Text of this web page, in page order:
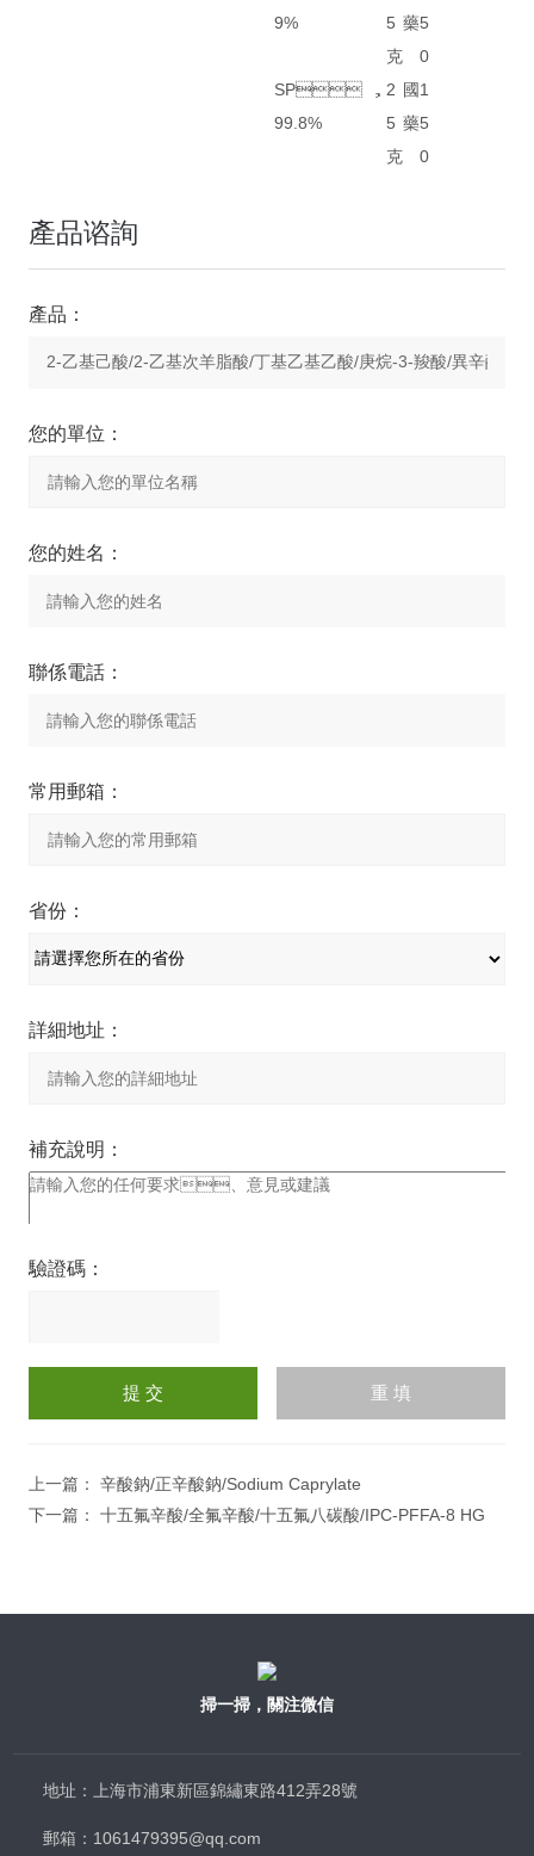
9%
5
克
藥5
0
SP，
99.8%
2
5
克
國
藥
1
5
0
產品谘詢
產品：
您的單位：
您的姓名：
聯係電話：
常用郵箱：
省份：
詳細地址：
補充說明：
驗證碼：
上一篇： 辛酸鈉/正辛酸鈉/Sodium Caprylate
下一篇： 十五氟辛酸/全氟辛酸/十五氟八碳酸/IPC-PFFA-8 HG
掃一掃，關注微信
地址：上海市浦東新區錦繡東路412弄28號
郵箱：1061479395@qq.com